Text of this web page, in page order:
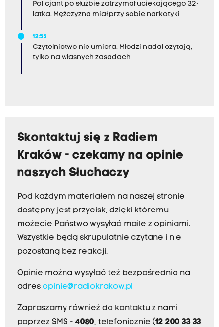
Policjant po służbie zatrzymał uciekającego 32-
latka. Mężczyzna miał przy sobie narkotyki
12:55
Czytelnictwo nie umiera. Młodzi nadal czytają,
tylko na własnych zasadach
Skontaktuj się z Radiem
Kraków - czekamy na opinie
naszych Słuchaczy
Pod każdym materiałem na naszej stronie
dostępny jest przycisk, dzięki któremu
możecie Państwo wysyłać maile z opiniami.
Wszystkie będą skrupulatnie czytane i nie
pozostaną bez reakcji.
Opinie można wysyłać też bezpośrednio na
adres opinie@radiokrakow.pl
Zapraszamy również do kontaktu z nami
poprzez SMS - 4080, telefonicznie (12 200 33 33